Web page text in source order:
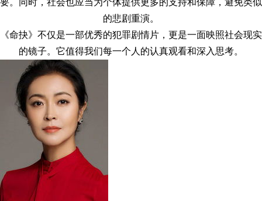
的悲剧重演。
《命抉》不仅是一部优秀的犯罪剧情片，更是一面映照社会现实
的镜子。它值得我们每一个人的认真观看和深入思考。